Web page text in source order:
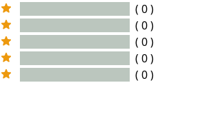
( 0 )
( 0 )
( 0 )
( 0 )
( 0 )